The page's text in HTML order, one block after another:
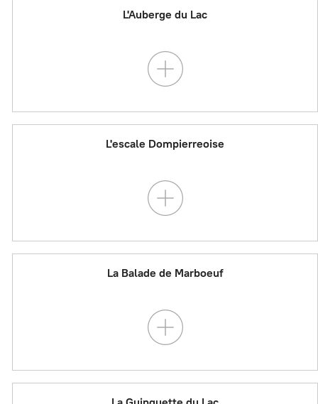
L'Auberge du Lac
L'escale Dompierreoise
La Balade de Marboeuf